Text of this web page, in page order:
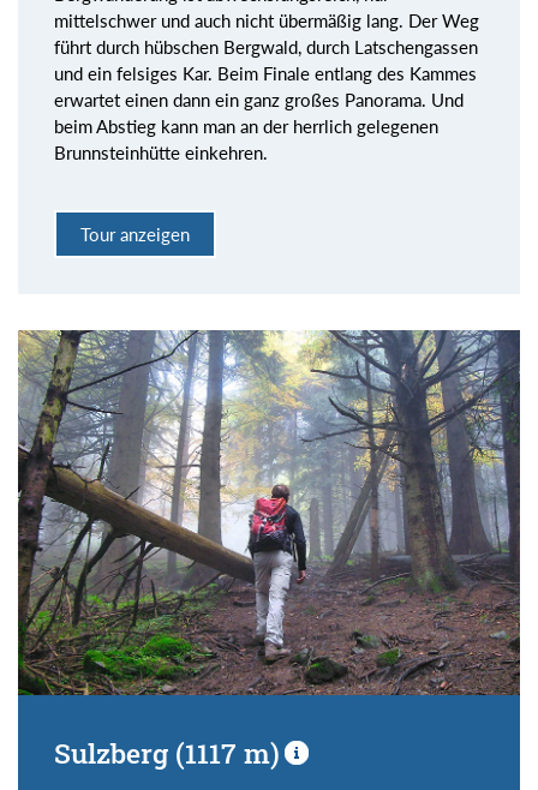
mittelschwer und auch nicht übermäßig lang. Der Weg
führt durch hübschen Bergwald, durch Latschengassen
und ein felsiges Kar. Beim Finale entlang des Kammes
erwartet einen dann ein ganz großes Panorama. Und
beim Abstieg kann man an der herrlich gelegenen
Brunnsteinhütte einkehren.
Tour anzeigen
Sulzberg (1117 m)